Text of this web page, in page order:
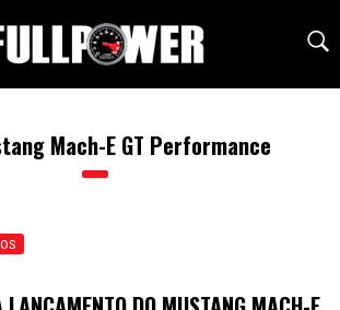
Mach-E GT Performance